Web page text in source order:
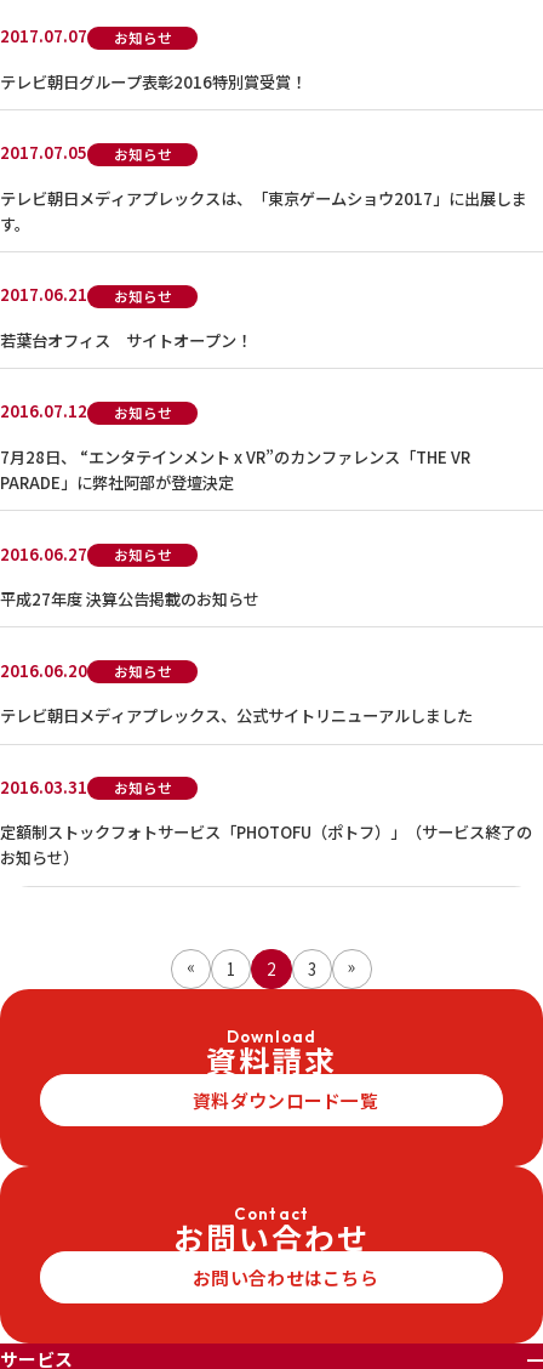
2017.07.07 お知らせ
テレビ朝日グループ表彰2016特別賞受賞！
2017.07.05 お知らせ
テレビ朝日メディアプレックスは、「東京ゲームショウ2017」に出展しま
す。
2017.06.21 お知らせ
若葉台オフィス サイトオープン！
2016.07.12 お知らせ
7月28日、 “エンタテインメント x VR”のカンファレンス「THE VR
PARADE」に弊社阿部が登壇決定
2016.06.27 お知らせ
平成27年度 決算公告掲載のお知らせ
2016.06.20 お知らせ
テレビ朝日メディアプレックス、公式サイトリニューアルしました
2016.03.31 お知らせ
定額制ストックフォトサービス「PHOTOFU（ポトフ）」（サービス終了の
お知らせ）
« 1 2 3 »
Download
資料請求
資料ダウンロード一覧
Contact
お問い合わせ
お問い合わせはこちら
サービス